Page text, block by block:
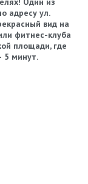
адресу ул.
вид на
фитнес-клуба
площади, где
5 минут.​